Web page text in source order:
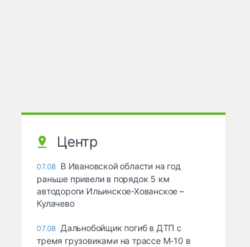
Центр
07.08 В Ивановской области на год
раньше привели в порядок 5 км
автодороги Ильинское-Хованское –
Кулачево
07.08 Дальнобойщик погиб в ДТП с
тремя грузовиками на трассе М-10 в